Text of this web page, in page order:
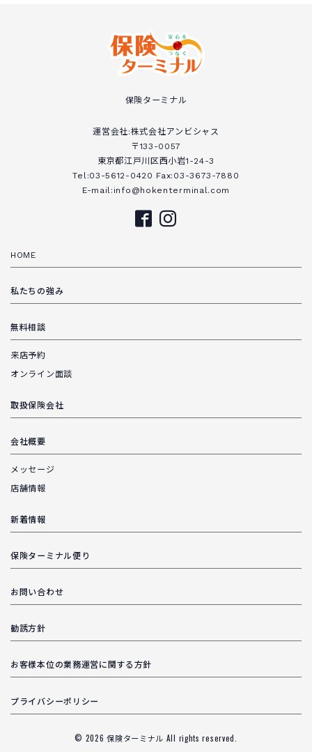
保険ターミナル
運営会社:株式会社アンビシャス
〒133-0057
東京都江戸川区西小岩1-24-3
Tel:03-5612-0420 Fax:03-3673-7880
E-mail:info@hokenterminal.com
HOME
私たちの強み
無料相談
来店予約
オンライン面談
取扱保険会社
会社概要
メッセージ
店舗情報
新着情報
保険ターミナル便り
お問い合わせ
勧誘方針
お客様本位の業務運営に関する方針
プライバシーポリシー
© 2026保険ターミナル All rights reserved.